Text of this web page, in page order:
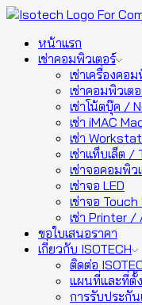
หน้าแรก
เช่าคอมพิวเตอร์
เช่าเครื่องคอ
เช่าคอมพิวเต
เช่าโน้ตบุ๊ค /
เช่า iMAC
เช่า
เช่าแท็บเล็ต
เช่าจอคอมพิว
เช่าจอ LED
เช่าจอ
เช่า Printer /
ขอใบเสนอราคา
เกี่ยวกับ ISOTECH
ติดต่อ
แผนที่และที่ตั้ง
การรับประกัน